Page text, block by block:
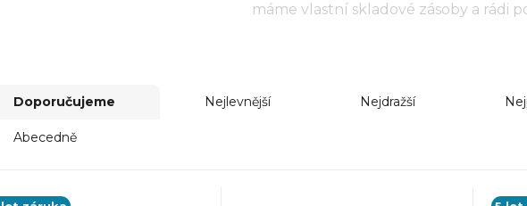
máme vlastní skladové zásoby a rádi
Doporučujeme Nejlevnější Nejdražší
Abecedně